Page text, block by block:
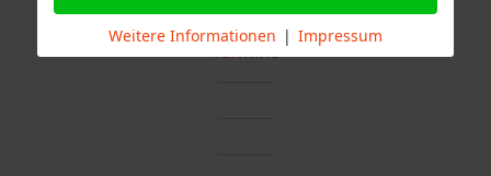
Termine
Weitere Informationen | Impressum